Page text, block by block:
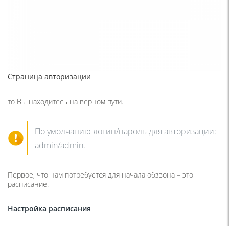
Страница авторизации
то Вы находитесь на верном пути.
По умолчанию логин/пароль для авторизации:
admin/admin.
Первое, что нам потребуется для начала обзвона – это
расписание.
Настройка расписания